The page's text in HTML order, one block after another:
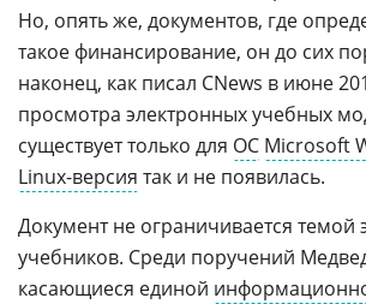
Но, опять же, документов, где
такое финансирование, он до сих
наконец, как писал CNews в июне
просмотра электронных учебных
существует только для ОС Microsoft
Linux-версия так и не появилась.
Документ не ограничивается темой
учебников. Среди поручений
касающиеся единой